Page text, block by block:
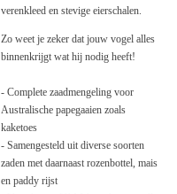
verenkleed en stevige eierschalen.
Zo weet je zeker dat jouw vogel alles
binnenkrijgt wat hij nodig heeft!
- Complete zaadmengeling voor
Australische papegaaien zoals
kaketoes
- Samengesteld uit diverse soorten
zaden met daarnaast rozenbottel, mais
en paddy rijst